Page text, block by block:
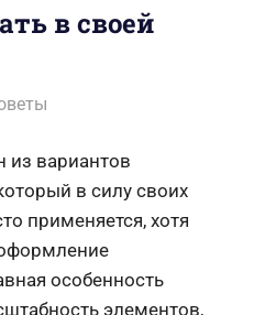
в своей
из вариантов
в силу своих
применяется, хотя
особенность
элементов,